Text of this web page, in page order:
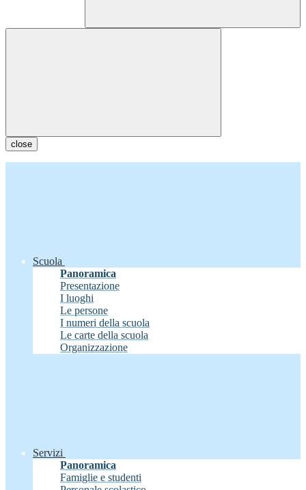
close
Scuola
Panoramica
Presentazione
I luoghi
Le persone
I numeri della scuola
Le carte della scuola
Organizzazione
Servizi
Panoramica
Famiglie e studenti